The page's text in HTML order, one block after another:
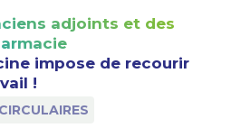
adjoints et des
impose de recourir
!
CIRCULAIRES